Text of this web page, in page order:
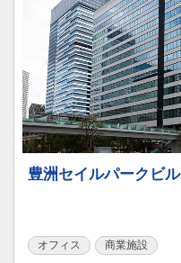
豊洲セイルパークビル
オフィス 商業施設